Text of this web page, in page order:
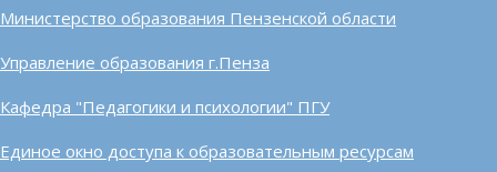
Министерство образования Пензенской области
Управление образования г.Пенза
Кафедра "Педагогики и психологии" ПГУ
Единое окно доступа к образовательным ресурсам